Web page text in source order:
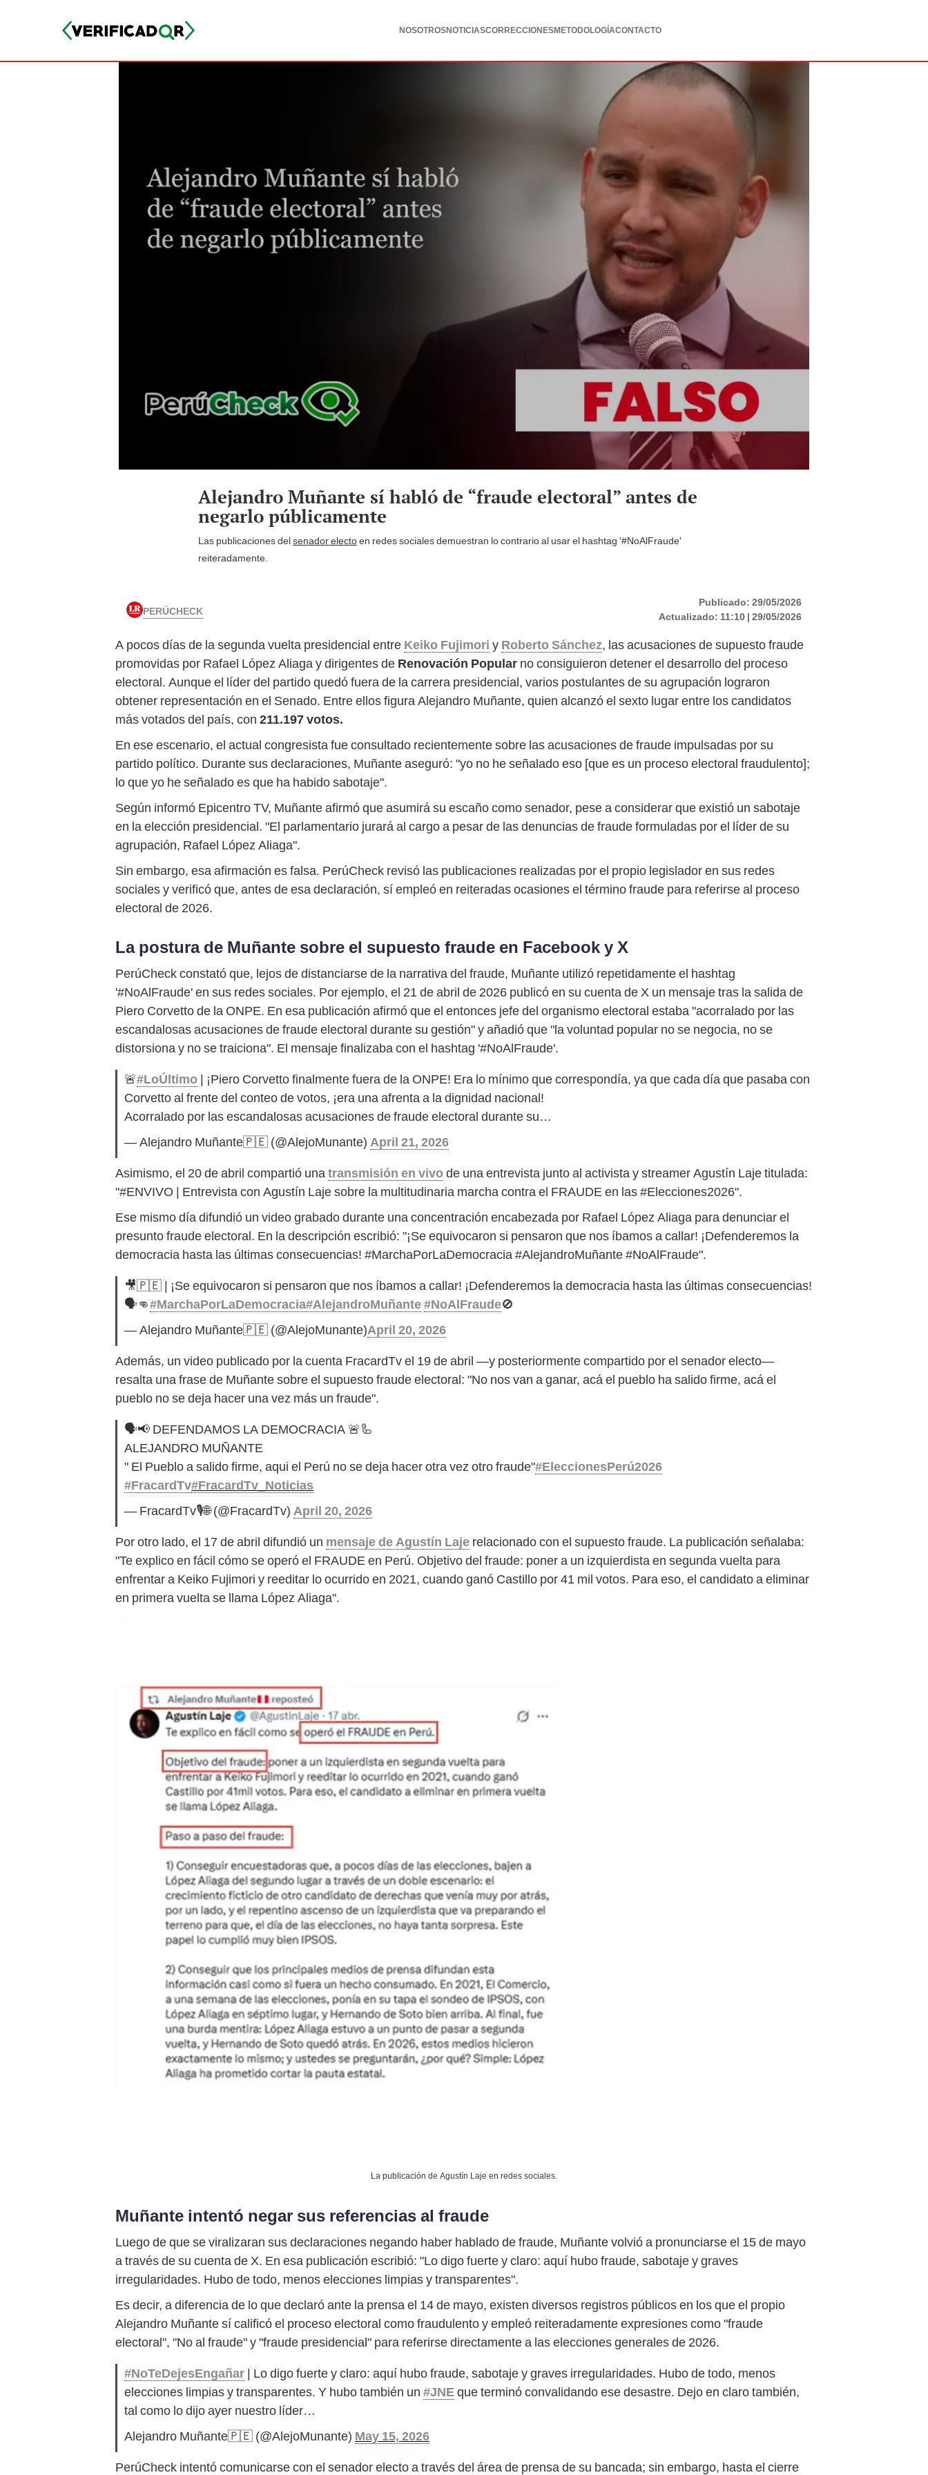
NOSOTROSNOTICIASCORRECCIONESMETODOLOGÍACONTACTO
Alejandro Muñante sí habló de “fraude electoral” antes de
negarlo públicamente
Las publicaciones delsenador electoen redes sociales demuestran lo contrario al usar el hashtag '#NoAlFraude'
reiteradamente.
PERÚCHECK Publicado: 29/05/2026
Actualizado: 11:10 | 29/05/2026
A pocos días de la segunda vuelta presidencial entre Keiko Fujimori y Roberto Sánchez, las acusaciones de supuesto fraude
promovidas por Rafael López Aliaga y dirigentes de Renovación Popular no consiguieron detener el desarrollo del proceso
electoral. Aunque el líder del partido quedó fuera de la carrera presidencial, varios postulantes de su agrupación lograron
obtener representación en el Senado. Entre ellos figura Alejandro Muñante, quien alcanzó el sexto lugar entre los candidatos
más votados del país, con 211.197 votos.
En ese escenario, el actual congresista fue consultado recientemente sobre las acusaciones de fraude impulsadas por su
partido político. Durante sus declaraciones, Muñante aseguró: "yo no he señalado eso [que es un proceso electoral fraudulento];
lo que yo he señalado es que ha habido sabotaje".
Según informó Epicentro TV, Muñante afirmó que asumirá su escaño como senador, pese a considerar que existió un sabotaje
en la elección presidencial. "El parlamentario jurará al cargo a pesar de las denuncias de fraude formuladas por el líder de su
agrupación, Rafael López Aliaga".
Sin embargo, esa afirmación es falsa. PerúCheck revisó las publicaciones realizadas por el propio legislador en sus redes
sociales y verificó que, antes de esa declaración, sí empleó en reiteradas ocasiones el término fraude para referirse al proceso
electoral de 2026.
La postura de Muñante sobre el supuesto fraude en Facebook y X
PerúCheck constató que, lejos de distanciarse de la narrativa del fraude, Muñante utilizó repetidamente el hashtag
'#NoAlFraude' en sus redes sociales. Por ejemplo, el 21 de abril de 2026 publicó en su cuenta de X un mensaje tras la salida de
Piero Corvetto de la ONPE. En esa publicación afirmó que el entonces jefe del organismo electoral estaba "acorralado por las
escandalosas acusaciones de fraude electoral durante su gestión" y añadió que "la voluntad popular no se negocia, no se
distorsiona y no se traiciona". El mensaje finalizaba con el hashtag '#NoAlFraude'.
🚨#LoÚltimo | ¡Piero Corvetto finalmente fuera de la ONPE! Era lo mínimo que correspondía, ya que cada día que pasaba con
Corvetto al frente del conteo de votos, ¡era una afrenta a la dignidad nacional!
Acorralado por las escandalosas acusaciones de fraude electoral durante su…
— Alejandro Muñante🇵🇪 (@AlejoMunante) April 21, 2026
Asimismo, el 20 de abril compartió una transmisión en vivode una entrevista junto al activista y streamer Agustín Laje titulada:
"#ENVIVO | Entrevista con Agustín Laje sobre la multitudinaria marcha contra el FRAUDE en las #Elecciones2026".
Ese mismo día difundió un video grabado durante una concentración encabezada por Rafael López Aliaga para denunciar el
presunto fraude electoral. En la descripción escribió: "¡Se equivocaron si pensaron que nos íbamos a callar! ¡Defenderemos la
democracia hasta las últimas consecuencias! #MarchaPorLaDemocracia #AlejandroMuñante #NoAlFraude".
🎥🇵🇪 | ¡Se equivocaron si pensaron que nos íbamos a callar! ¡Defenderemos la democracia hasta las últimas consecuencias!
🗣️👊#MarchaPorLaDemocracia#AlejandroMuñante#NoAlFraude🚫
— Alejandro Muñante🇵🇪 (@AlejoMunante)April 20, 2026
Además, un video publicado por la cuenta FracardTv el 19 de abril —y posteriormente compartido por el senador electo—
resalta una frase de Muñante sobre el supuesto fraude electoral: "No nos van a ganar, acá el pueblo ha salido firme, acá el
pueblo no se deja hacer una vez más un fraude".
🗣📢 DEFENDAMOS LA DEMOCRACIA 🚨🦾
ALEJANDRO MUÑANTE
" El Pueblo a salido firme, aqui el Perú no se deja hacer otra vez otro fraude"#EleccionesPerú2026
#FracardTv#FracardTv_Noticias
— FracardTv🎙🌐 (@FracardTv) April 20, 2026
Por otro lado, el 17 de abril difundió un mensaje de Agustín Laje relacionado con el supuesto fraude. La publicación señalaba:
"Te explico en fácil cómo se operó el FRAUDE en Perú. Objetivo del fraude: poner a un izquierdista en segunda vuelta para
enfrentar a Keiko Fujimori y reeditar lo ocurrido en 2021, cuando ganó Castillo por 41 mil votos. Para eso, el candidato a eliminar
en primera vuelta se llama López Aliaga".
La publicación de Agustín Laje en redes sociales.
Muñante intentó negar sus referencias al fraude
Luego de que se viralizaran sus declaraciones negando haber hablado de fraude, Muñante volvió a pronunciarse el 15 de mayo
a través de su cuenta de X. En esa publicación escribió: "Lo digo fuerte y claro: aquí hubo fraude, sabotaje y graves
irregularidades. Hubo de todo, menos elecciones limpias y transparentes".
Es decir, a diferencia de lo que declaró ante la prensa el 14 de mayo, existen diversos registros públicos en los que el propio
Alejandro Muñante sí calificó el proceso electoral como fraudulento y empleó reiteradamente expresiones como "fraude
electoral", "No al fraude" y "fraude presidencial" para referirse directamente a las elecciones generales de 2026.
#NoTeDejesEngañar | Lo digo fuerte y claro: aquí hubo fraude, sabotaje y graves irregularidades. Hubo de todo, menos
elecciones limpias y transparentes. Y hubo también un #JNEque terminó convalidando ese desastre. Dejo en claro también,
tal como lo dijo ayer nuestro líder…
Alejandro Muñante🇵🇪 (@AlejoMunante) May 15, 2026
PerúCheck intentó comunicarse con el senador electo a través del área de prensa de su bancada; sin embargo, hasta el cierre